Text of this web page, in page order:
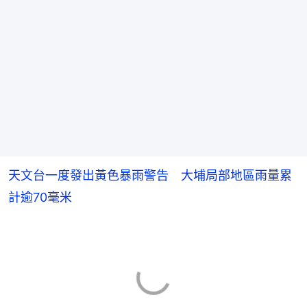
天文台一度發出黃色暴雨警告 大埔局部地區雨量累
計逾70毫米